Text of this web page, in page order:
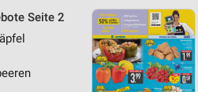
Seite 2
Informationen identifizieren